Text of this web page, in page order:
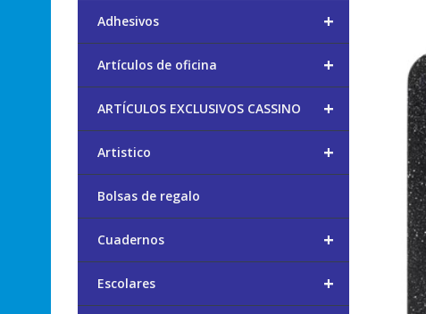
+
Adhesivos
+
Artículos de oficina
+
ARTÍCULOS EXCLUSIVOS CASSINO
+
Artistico
Bolsas de regalo
+
Cuadernos
+
Escolares